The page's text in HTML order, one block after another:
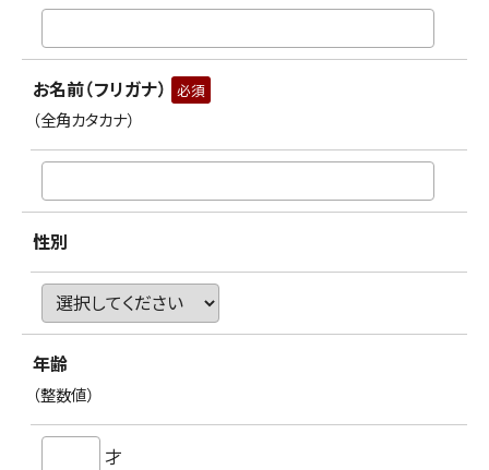
お名前（フリガナ） 必須
（全角カタカナ）
性別
年齢
（整数値）
才